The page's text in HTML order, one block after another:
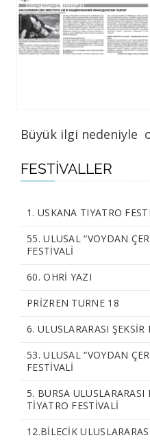
Büyük ilgi nedeniyle
FESTIVALLER
1. USKANA TIYATRO
55. ULUSAL “VOYDAN
FESTİVALİ
60. OHRİ YAZI
PRİZREN TURNE 18
6. ULUSLARARASI
53. ULUSAL “VOYDAN
FESTİVALİ
5. BURSA ULUSLARARASI
TİYATRO FESTİVALİ
12.BILECIK